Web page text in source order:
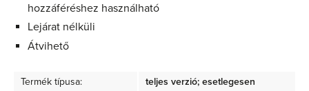
hozzáféréshez használható
Lejárat nélküli
Átvihető
Termék típusa:
teljes verzió; esetlegesen